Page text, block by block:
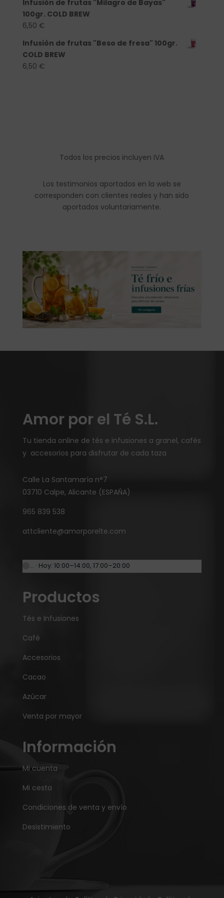
Infusión de frutas "Milagro de Bayas"
100gr. COLD BREW
6,50 €
Infusión de frutas "Beso de fresa" 100gr.
COLD BREW
6,50 €
Todos los precios incluyen IVA
Los testimonios aportados en la web se
corresponden con clientes reales y han sido
aportados voluntariamente.
Amor por el Té S.L.
Tu tienda online de tés e infusiones a granel, cafés
y accesorios para disfrutar de cada taza
Calle La Santamaría n°7
03710 Calpe, Alicante (ESPAÑA)
965 839 538
attcliente@amorporelte.com
… · Hoy: 10:00–14:00, 17:00–20:00
Productos
Tés e Infusiones
Café
Accesorios
Cacao
Azúcar
Venta por mayor
Información
Mi cuenta
Mi cesta
Condiciones de venta y envío
Desistimiento